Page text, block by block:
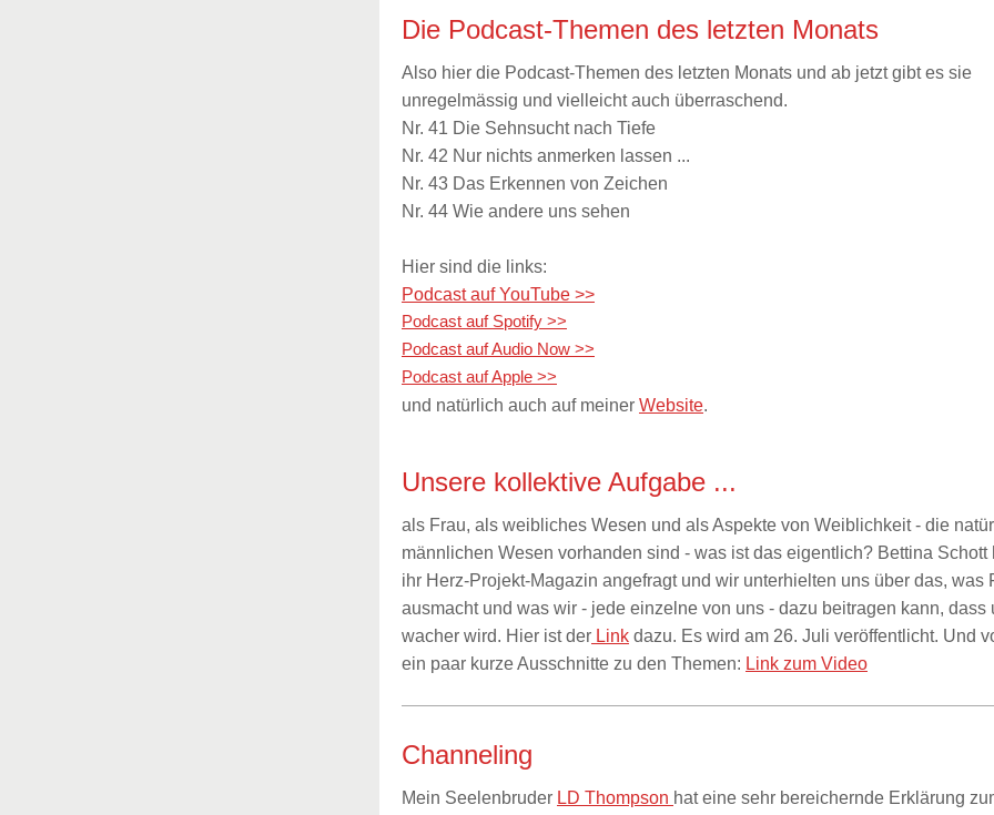
Die Podcast-Themen des letzten Monats
Also hier die Podcast-Themen des letzten Monats und ab jetzt gibt es sie
unregelmässig und vielleicht auch überraschend.
Nr. 41 Die Sehnsucht nach Tiefe
Nr. 42 Nur nichts anmerken lassen ...
Nr. 43 Das Erkennen von Zeichen
Nr. 44 Wie andere uns sehen
Hier sind die links:
Podcast auf YouTube >>
Podcast auf Spotify >>
Podcast auf Audio Now >>
Podcast auf Apple >>
und natürlich auch auf meiner Website.
Unsere kollektive Aufgabe ...
als Frau, als weibliches Wesen und als Aspekte von Weiblichkeit - die
männlichen Wesen vorhanden sind - was ist das eigentlich? Bettina Schott
ihr Herz-Projekt-Magazin angefragt und wir unterhielten uns über das, was
ausmacht und was wir - jede einzelne von uns - dazu beitragen kann, dass
wacher wird. Hier ist der Link dazu. Es wird am 26. Juli veröffentlicht. Und
ein paar kurze Ausschnitte zu den Themen: Link zum Video
Channeling
Mein Seelenbruder LD Thompson hat eine sehr bereichernde Erklärung